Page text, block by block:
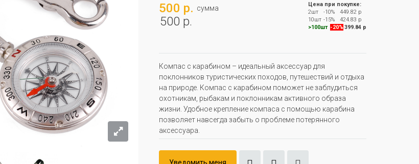
500 р. сумма
500 р.
Цена при покупке:
2шт
-10%
449.82 р
10шт -15%
424.83 р
>100шт -20% 399.84 р
Компас с карабином – идеальный аксессуар для
поклонников туристических походов, путешествий и отдыха
на природе. Компас с карабином поможет не заблудиться
охотникам, рыбакам и поклонникам активного образа
жизни. Удобное крепление компаса с помощью карабина
позволяет навсегда забыть о проблеме потерянного
аксессуара.